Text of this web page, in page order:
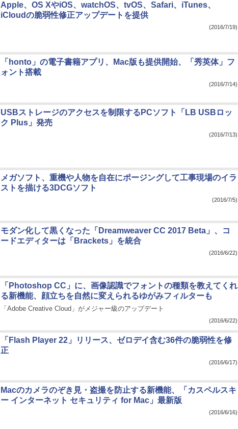
Apple、OS XやiOS、watchOS、tvOS、Safari、iTunes、
iCloudの脆弱性修正アップデートを提供
(2016/7/19)
「honto」の電子書籍アプリ、Mac版も提供開始、「秀英体」フ
ォント搭載
(2016/7/14)
USBストレージのアクセスを制限するPCソフト「LB USBロッ
ク Plus」発売
(2016/7/13)
メガソフト、重機や人物を自在にポージングして工事現場のイラ
ストを描ける3DCGソフト
(2016/7/5)
モダン化して黒くなった「Dreamweaver CC 2017 Beta」、コ
ードエディターは「Brackets」を統合
(2016/6/22)
「Photoshop CC」に、画像認識でフォントの種類を教えてくれ
る新機能、顔立ちを自然に変えられるゆがみフィルターも
「Adobe Creative Cloud」がメジャー級のアップデート
(2016/6/22)
「Flash Player 22」リリース、ゼロデイ含む36件の脆弱性を修
正
(2016/6/17)
Macのカメラのぞき見・盗撮を防止する新機能、「カスペルスキ
ー インターネット セキュリティ for Mac」最新版
(2016/6/16)